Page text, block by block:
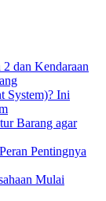
dan Kendaraan
System)? Ini
Barang agar
Pentingnya
Mulai